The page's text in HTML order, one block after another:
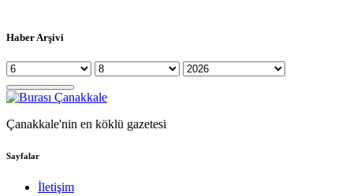
Haber Arşivi
Çanakkale'nin en köklü gazetesi
Sayfalar
İletişim